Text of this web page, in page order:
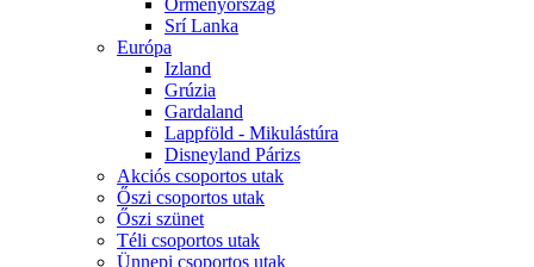
Örményország
Srí Lanka
Európa
Izland
Grúzia
Gardaland
Lappföld - Mikulástúra
Disneyland Párizs
Akciós csoportos utak
Őszi csoportos utak
Őszi szünet
Téli csoportos utak
Ünnepi csoportos utak